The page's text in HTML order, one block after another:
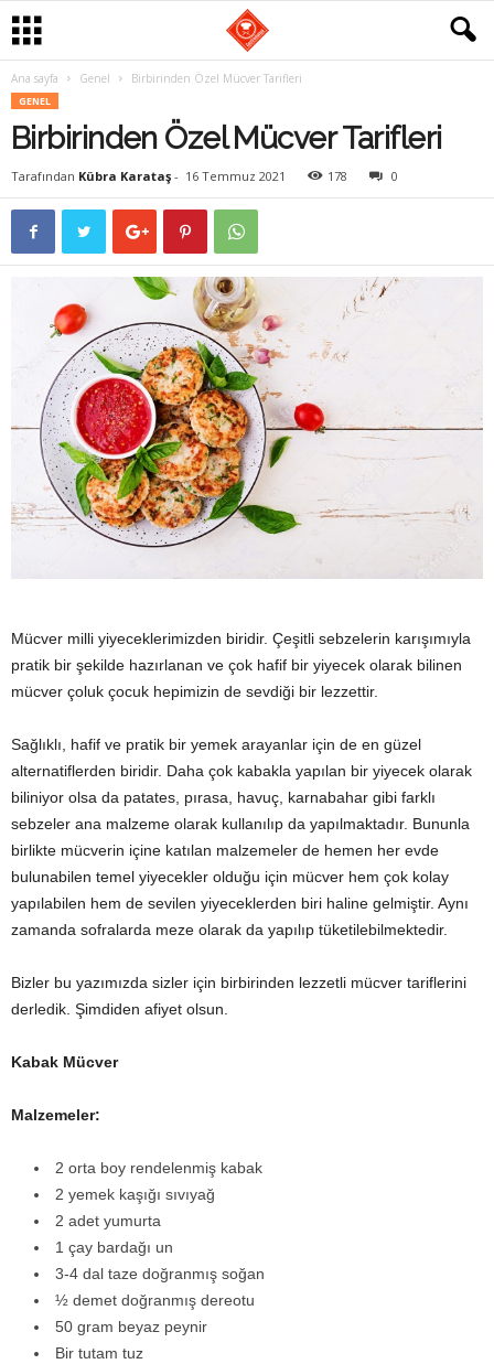
Ana sayfa Genel Birbirinden Özel Mücver Tarifleri
GENEL
Birbirinden Özel Mücver Tarifleri
Tarafından Kübra Karataş - 16 Temmuz 2021 178 0
Mücver milli yiyeceklerimizden biridir. Çeşitli sebzelerin karışımıyla
pratik bir şekilde hazırlanan ve çok hafif bir yiyecek olarak bilinen
mücver çoluk çocuk hepimizin de sevdiği bir lezzettir.
Sağlıklı, hafif ve pratik bir yemek arayanlar için de en güzel
alternatiflerden biridir. Daha çok kabakla yapılan bir yiyecek olarak
biliniyor olsa da patates, pırasa, havuç, karnabahar gibi farklı
sebzeler ana malzeme olarak kullanılıp da yapılmaktadır. Bununla
birlikte mücverin içine katılan malzemeler de hemen her evde
bulunabilen temel yiyecekler olduğu için mücver hem çok kolay
yapılabilen hem de sevilen yiyeceklerden biri haline gelmiştir. Aynı
zamanda sofralarda meze olarak da yapılıp tüketilebilmektedir.
Bizler bu yazımızda sizler için birbirinden lezzetli mücver tariflerini
derledik. Şimdiden afiyet olsun.
Kabak Mücver
Malzemeler:
2 orta boy rendelenmiş kabak
2 yemek kaşığı sıvıyağ
2 adet yumurta
1 çay bardağı un
3-4 dal taze doğranmış soğan
½ demet doğranmış dereotu
50 gram beyaz peynir
Bir tutam tuz